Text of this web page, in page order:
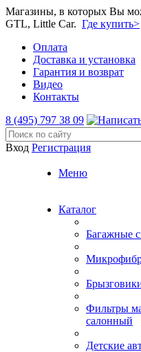
Магазины, в которых Вы
GTL, Little Car. Где купить>
Оплата
Доставка и установка
Гарантия и возврат
Видео
Контакты
8 (495) 797 38 09
Вход Регистрация
Меню
Каталог
Багажные
Фильтры
салонный
Детские